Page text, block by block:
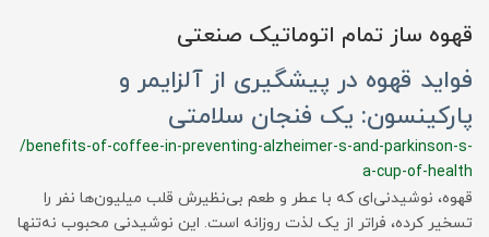
قهوه ساز تمام اتوماتیک صنعتی
فواید قهوه در پیشگیری از آلزایمر و
پارکینسون: یک فنجان سلامتی
/benefits-of-coffee-in-preventing-alzheimer-s-and-parkinson-s-
a-cup-of-health
قهوه، نوشیدنی‌ای که با عطر و طعم بی‌نظیرش قلب میلیون‌ها نفر را
تسخیر کرده، فراتر از یک لذت روزانه است. این نوشیدنی محبوب نه‌تنها